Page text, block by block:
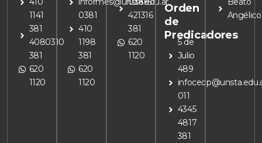
1141
381
4080310
381
620
1120
0381
410
1198
381
620
1120
421316
381
620
1120
Orden
de
Predicadores
5 de
Julio
489
011
4345
4817
381
Angélico